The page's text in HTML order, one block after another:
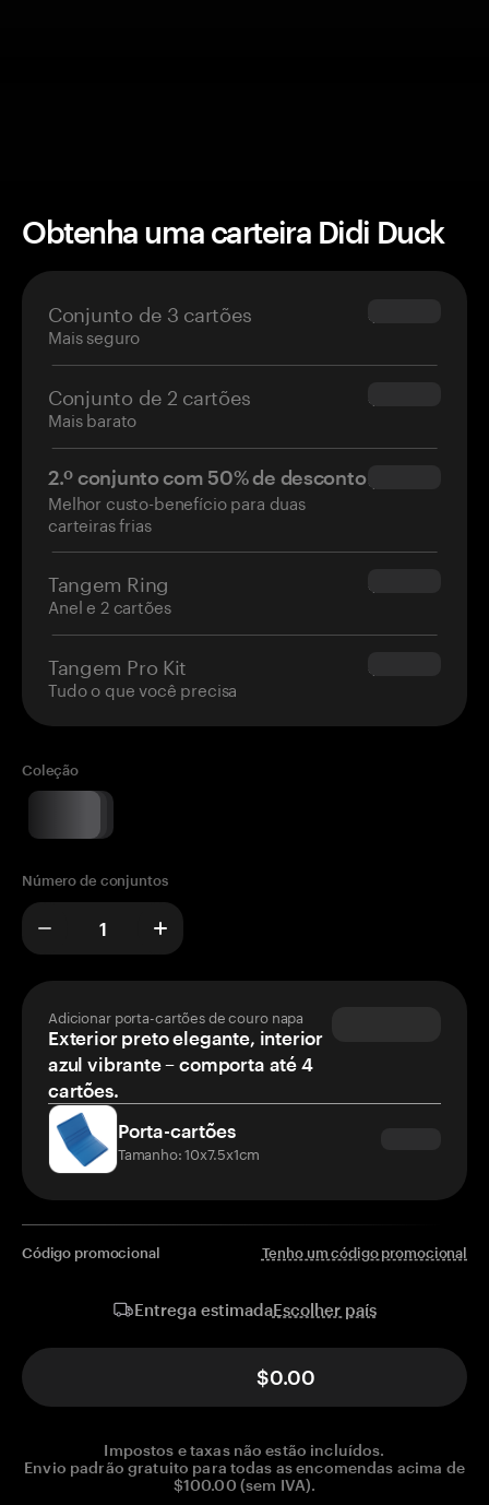
Obtenha uma carteira Didi Duck
Conjunto de 3 cartões
Mais seguro
$69.90
Conjunto de 2 cartões
Mais barato
$54.90
2.º conjunto com 50% de desconto
Melhor custo-benefício para duas
carteiras frias
$34.95
Tangem Ring
Anel e 2 cartões
$160.00
Tangem Pro Kit
Tudo o que você precisa
$180.00
Coleção
Número de conjuntos
Adicionar porta-cartões de couro napa
Exterior preto elegante, interior
azul vibrante – comporta até 4
cartões.
Porta-cartões
Tamanho: 10x7.5x1cm
Código promocional Tenho um código promocional
Entrega estimadaEscolher país
$0.00
Impostos e taxas não estão incluídos.
Envio padrão gratuito para todas as encomendas acima de
$100.00 (sem IVA).